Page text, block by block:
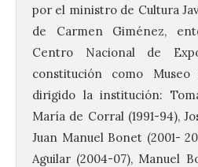
por el ministro de Cultura
de Carmen Giménez,
Centro Nacional de
constitución como
dirigido la institución:
María de Corral (1991-94),
Juan Manuel Bonet (2001-
Aguilar (2004-07), Manuel